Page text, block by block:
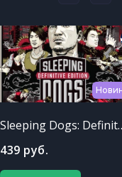
Sleeping
439 руб.